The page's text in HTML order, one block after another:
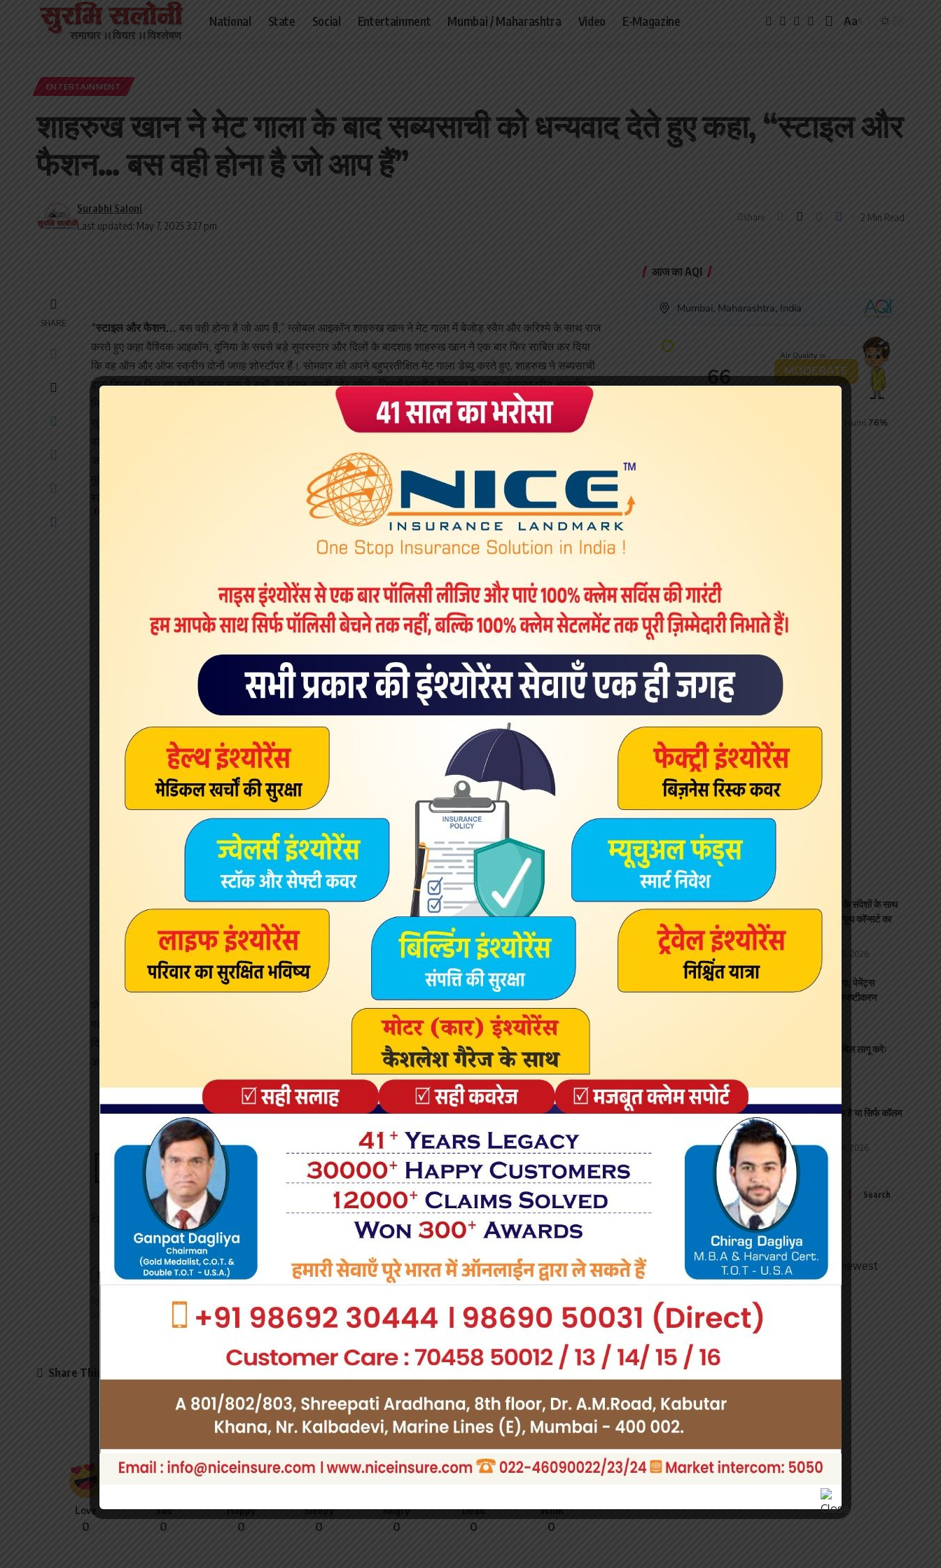
National State Social Entertainment Mumbai / Maharashtra Video E-Magazine
Font
Aa
ENTERTAINMENT
शाहरुख खान ने मेट गाला के बाद सब्यसाची को धन्यवाद देते हुए कहा, “स्टाइल और
फैशन… बस वही होना है जो आप हैं”
Last updated: May 7, 2025 3:27 pm
Surabhi Saloni
Share 2 Min Read
SHARE “स्टाइल और फैशन… बस वही होना है जो आप हैं,” ग्लोबल आइकॉन शाहरुख खान ने मेट गाला में बेजोड़ स्वैग और करिश्मे के साथ राज
करते हुए कहा वैश्विक आइकॉन, दुनिया के सबसे बड़े सुपरस्टार और दिलों के बादशाह शाहरुख खान ने एक बार फिर साबित कर दिया
कि वह ऑन और ऑफ स्क्रीन दोनों जगह शोस्टॉपर हैं। सोमवार को अपने बहुप्रतीक्षित मेट गाला डेब्यू करते हुए, शाहरुख ने सब्यसाची
द्वारा डिजाइन किए गए शाही कस्टम लुक में सभी का ध्यान अपनी ओर खींचा, जिसमें भारतीय विरासत के साथ अंतरराष्ट्रीय आकर्षण का
सुपरस्टार ने इंस्टाग्राम पर कई आकर्षक मोनोक्रोम और रंगीन तस्वीरें साझा कीं, जिसमें उन्होंने अपने काले रंग के परिधान को कई परतों
अपना आभार व्यक्त करते हुए, शाहरुख ने लिखा: “@sabyasachiofficial और आपकी पूरी टीम को परिचय कराने के लिए धन्यवाद
मुझे मेट गाला में ले चलो। यह मेरा ‘स्पेस’ नहीं है, लेकिन तुमने मुझे इतना सहज महसूस कराया…क्योंकि तुम, मेरी तरह, मानते हो…
स्टाइल और फैशन…बस वही होना है जो तुम हो। और तुम सबने मुझे ‘के’ जैसा महसूस कराया!”
View this post on Instagram
A post shared by Shah Rukh Khan (@iamsrk)
जैसा कि शाहरुख दुनिया भर में राज कर रहे हैं, प्रशंसक अब उनकी अगली बड़ी स्क्रीन वापसी का बेसब्री से इंतजार कर रहे हैं।
पठान, जवान और डंकी के साथ ब्लॉकबस्टर स्ट्रीक देने के बाद, शाहरुख खान ने साल 2023 पर राज किया – बॉक्स ऑफिस और
दिलों दोनों पर छाए रहे। अब, सभी की निगाहें किंग पर हैं – उनका अगला सिनेमाई अध्याय जो एक बार फिर से मानक बढ़ाने का वादा
Sign Up For Daily Newsletter
Be keep up! Get the latest breaking news delivered straight to your inbox.
Email address:
By signing up, you agree to our
Share This Article
What do you think?
Love
0
Sad
0
Happy
0
Sleepy
0
Angry
0
Dead
0
Wink
0
आज का AQI
Latest News
शांति, देशभक्ति और ड्रग-फ्री मुंबई के संदेशों के साथ
भारत जैन महामंडल का “वंदे जैनम” यूथ कॉन्सर्ट का
आयोजन 22 अगस्त को
Mumbai / Maharshtra August 8, 2026
UPI भुगतान पर कोई शुल्क नहीं लगेगा, पेमेंट्स
काउंसिल ऑफ इंडिया ने जारी किया स्पष्टीकरण
मोदी सरकार 2023 में सर्वसम्मति से पास हुआ महिला आरक्षण बिल लागू करेः
national August 8, 2026
नाम के बीच ‘सिंह’ क्यों? पिता का नाम है या सिर्फ कॉलम
भरने की मजबूरी?
Mumbai / Maharshtra August 8, 2026
Sign Up for Our Newsletter
Subscribe to our newsletter to get our newest
articles instantly!